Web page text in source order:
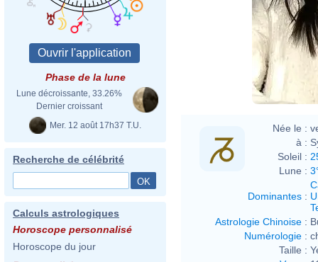
Phase de la lune
Lune décroissante, 33.26%
Dernier croissant
Mer. 12 août 17h37 T.U.
Recherche de célébrité
Calculs astrologiques
Horoscope personnalisé
Horoscope du jour
Née le :
à :
Soleil :
Lune :
Dominantes :
Astrologie Chinoise :
Numérologie :
Taille :